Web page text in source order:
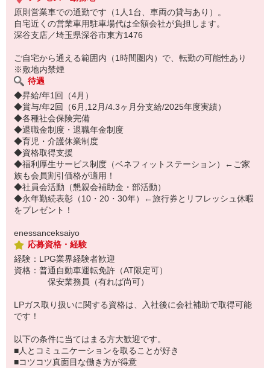
原則営業車での通勤です（1人1台、車両の貸与あり）。
自宅近くの営業車用駐車場代は全額会社が負担します。
深谷支店／埼玉県深谷市東方1476
ご自宅から通える範囲内（1時間圏内）で、転勤の可能性あり
※敷地内禁煙
待遇
◆昇給/年1回（4月）
◆賞与/年2回（6月,12月/4.3ヶ月分支給/2025年度実績）
◆各種社会保険完備
◆退職金制度・退職年金制度
◆育児・介護休業制度
◆資格取得支援
◆福利厚生サービス制度（ベネフィットステーション）←ご家
族も会員割引価格が適用！
◆社員会活動（懇親会補助金・部活動）
◆永年勤続表彰（10・20・30年）←旅行券とリフレッシュ休暇
をプレゼント！
enessanceksaiyo
応募資格・経験
経験：LPG業界経験者歓迎
資格：普通自動車運転免許（AT限定可）
保安業務員（有れば尚可）
LPガス取り扱いに関する資格は、入社後に会社補助で取得可能
です！
以下の条件に当てはまる方大歓迎です。
■人とコミュニケーションを取ることが好き
■コツコツ真面目な働き方が得意